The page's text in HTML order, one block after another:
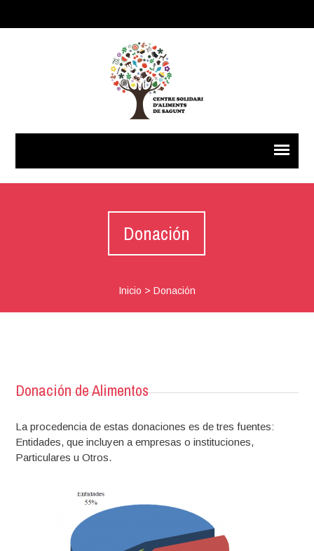
Donación
Inicio > Donación
Donación de Alimentos
La procedencia de estas donaciones es de tres fuentes:
Entidades, que incluyen a empresas o instituciones,
Particulares u Otros.